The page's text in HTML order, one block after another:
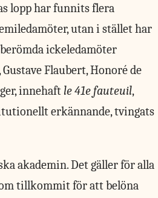
lopp har funnits flera
utan i stället har
ickeledamöter
Flaubert, Honoré de
innehaft le 41e fauteuil,
erkännande, tvingats
akademin. Det gäller för alla
tillkommit för att belöna